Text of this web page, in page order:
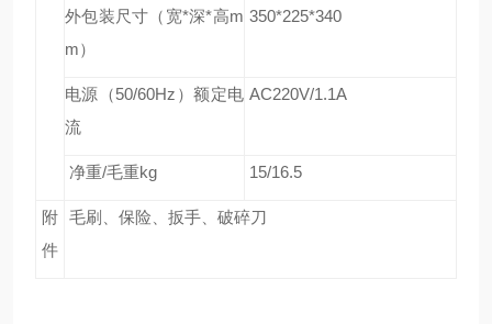
外包装尺寸（宽*深*高m
m）
350*225*340
电源（50/60Hz）额定电
流
AC220V/1.1A
净重/毛重kg 15/16.5
附
件
毛刷、保险、扳手、破碎刀